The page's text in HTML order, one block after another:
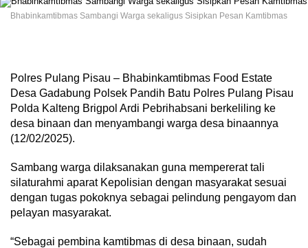
Bhabinkamtibmas Sambangi Warga sekaligus Sisipkan Pesan Kamtibmas
Polres Pulang Pisau – Bhabinkamtibmas Food Estate
Desa Gadabung Polsek Pandih Batu Polres Pulang Pisau
Polda Kalteng Brigpol Ardi Pebrihabsani berkeliling ke
desa binaan dan menyambangi warga desa binaannya
(12/02/2025).
Sambang warga dilaksanakan guna mempererat tali
silaturahmi aparat Kepolisian dengan masyarakat sesuai
dengan tugas pokoknya sebagai pelindung pengayom dan
pelayan masyarakat.
“Sebagai pembina kamtibmas di desa binaan, sudah